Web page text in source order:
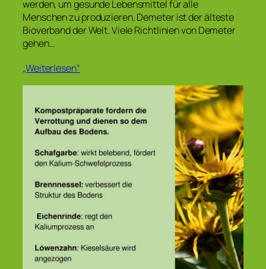
werden, um gesunde Lebensmittel für alle
Menschen zu produzieren. Demeter ist der älteste
Bioverband der Welt. Viele Richtlinien von Demeter
gehen…
„Weiterlesen“